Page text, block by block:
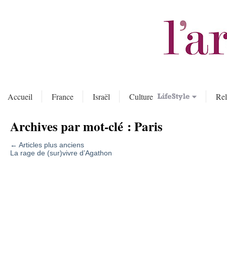
Accueil France Israël Culture
Archives par mot-clé :Paris
← Articles plus anciens
La rage de (sur)vivre d’Agathon